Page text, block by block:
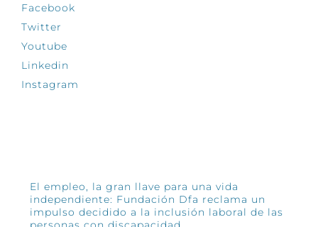
Facebook
Twitter
Youtube
Linkedin
Instagram
El empleo, la gran llave para una vida
independiente: Fundación Dfa reclama un
impulso decidido a la inclusión laboral de las